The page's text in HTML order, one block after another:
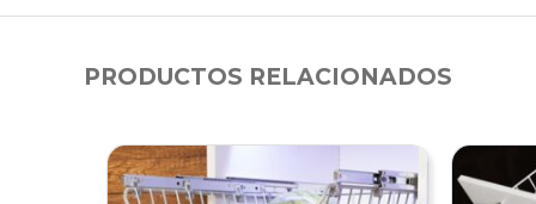
PRODUCTOS RELACIONADOS